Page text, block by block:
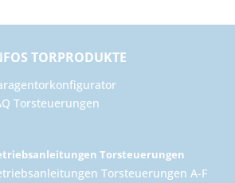
TORPRODUKTE
Torsteuerungen
Torsteuerungen
Torsteuerungen A-F